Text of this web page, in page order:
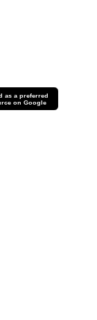
as a preferred
on Google